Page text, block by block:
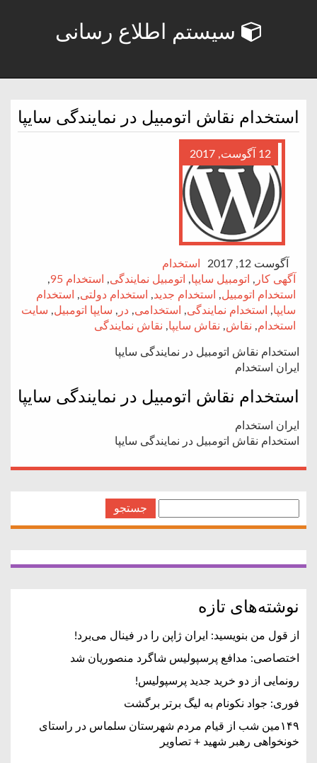
سیستم اطلاع رسانی
استخدام نقاش اتومبیل در نمایندگی سایپا
12 آگوست, 2017
آگوست 12, 2017
استخدام
آگهی کار , اتومبیل سایپا, اتومبیل نمایندگی, استخدام 95
,
استخدام اتومبیل, استخدام جدید, استخدام دولتی,
استخدام
سایپا, استخدام نمایندگی, استخدامی, در , سایپا اتومبیل, سایت
استخدام, نقاش, نقاش سایپا, نقاش نمایندگی
استخدام نقاش اتومبیل در نمایندگی سایپا
ایران استخدام
استخدام نقاش اتومبیل در نمایندگی سایپا
ایران استخدام
استخدام نقاش اتومبیل در نمایندگی سایپا
نوشته‌های تازه
از قول من بنویسید: ایران ژاپن را در فینال می‌برد!
اختصاصی: مدافع پرسپولیس شاگرد منصوریان شد
رونمایی از دو خرید جدید پرسپولیس!
فوری: جواد نکونام به لیگ برتر برگشت
۱۴۹مین شب از قیام مردم شهرستان سلماس در راستای
خونخواهی رهبر شهید + تصاویر